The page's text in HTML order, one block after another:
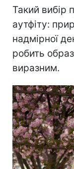
Такий вибір
аутфіту:
надмірної
робить
виразним.